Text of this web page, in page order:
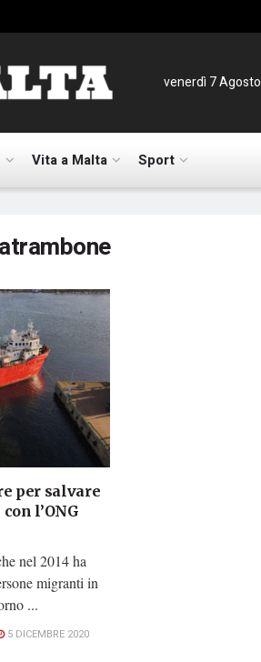
venerdì 7 Agosto
Vita a Malta Sport
per salvare
l’ONG
nel 2014 ha
migranti in
...
5 DICEMBRE 2020